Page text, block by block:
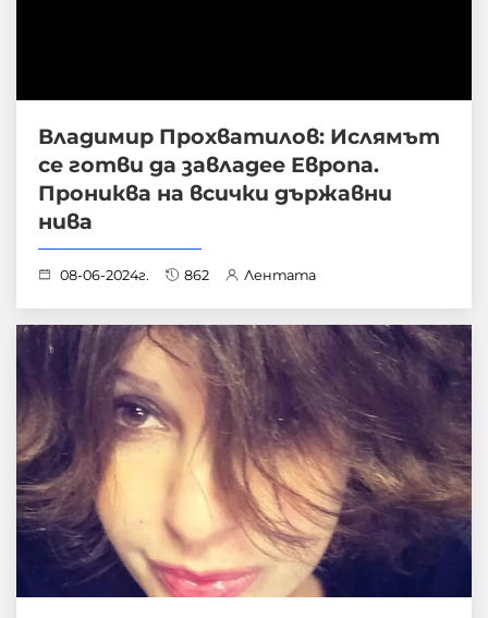
Владимир Прохватилов: Ислямът
се готви да завладее Европа.
Прониква на всички държавни
нива
08-06-2024г. 862 Лентата